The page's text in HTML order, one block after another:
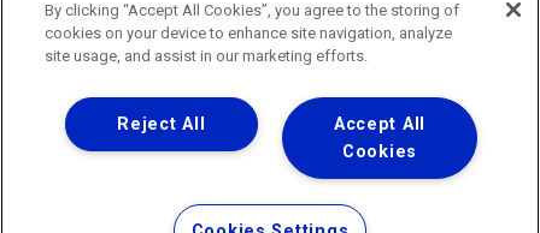
Uma empresa
Copyright ® 2026 - Todos os Direitos Reservados.
Nossa natureza movimenta a vida
Termos Gerais de Uso de Sites e Aplicativos
By clicking “Accept All Cookies”, you agree to the storing of
cookies on your device to enhance site navigation, analyze
site usage, and assist in our marketing efforts.
Accept All
Cookies
Reject All